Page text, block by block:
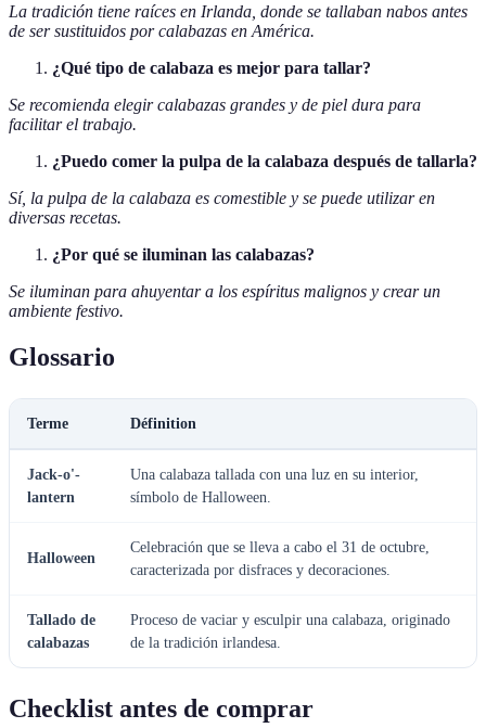
La tradición tiene raíces en Irlanda, donde se tallaban nabos antes
de ser sustituidos por calabazas en América.
¿Qué tipo de calabaza es mejor para tallar?
Se recomienda elegir calabazas grandes y de piel dura para
facilitar el trabajo.
¿Puedo comer la pulpa de la calabaza después de tallarla?
Sí, la pulpa de la calabaza es comestible y se puede utilizar en
diversas recetas.
¿Por qué se iluminan las calabazas?
Se iluminan para ahuyentar a los espíritus malignos y crear un
ambiente festivo.
Glossario
Terme Définition
Jack-o'-
lantern
Una calabaza tallada con una luz en su interior,
símbolo de Halloween.
Halloween
Celebración que se lleva a cabo el 31 de octubre,
caracterizada por disfraces y decoraciones.
Tallado de
calabazas
Proceso de vaciar y esculpir una calabaza, originado
de la tradición irlandesa.
Checklist antes de comprar